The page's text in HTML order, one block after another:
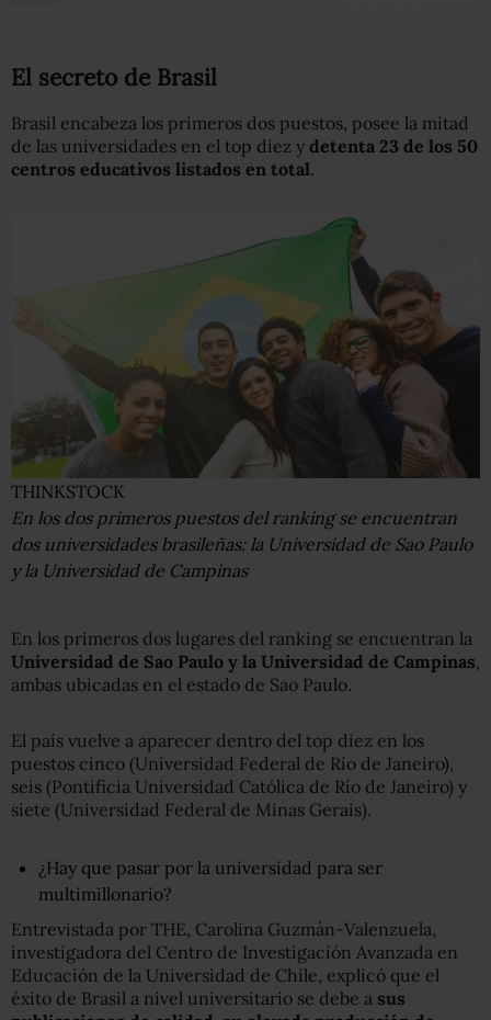
El secreto de Brasil
Brasil encabeza los primeros dos puestos, posee la mitad
de las universidades en el top diez y detenta 23 de los 50
centros educativos listados en total.
THINKSTOCK
En los dos primeros puestos del ranking se encuentran
dos universidades brasileñas: la Universidad de Sao Paulo
y la Universidad de Campinas
En los primeros dos lugares del ranking se encuentran la
Universidad de Sao Paulo y la Universidad de Campinas
ambas ubicadas en el estado de Sao Paulo.
El país vuelve a aparecer dentro del top diez en los
puestos cinco (Universidad Federal de Río de Janeiro),
seis (Pontificia Universidad Católica de Río de Janeiro) y
siete (Universidad Federal de Minas Gerais).
¿Hay que pasar por la universidad para ser
multimillonario?
Entrevistada por THE, Carolina Guzmán-Valenzuela,
investigadora del Centro de Investigación Avanzada en
Educación de la Universidad de Chile, explicó que el
éxito de Brasil a nivel universitario se debe a sus